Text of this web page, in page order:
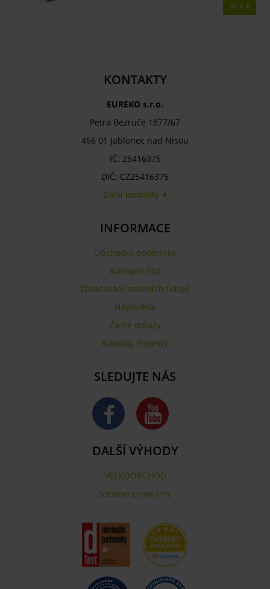
Více
KONTAKTY
EUREKO s.r.o.
Petra Bezruče 1877/67
466 01 Jablonec nad Nisou
IČ: 25416375
DIČ: CZ25416375
Další kontakty
INFORMACE
Obchodní podmínky
Nákupní řád
Zpracování osobních údajů
Nápověda
Časté dotazy
Návody, Projekty
SLEDUJTE NÁS
DALŠÍ VÝHODY
VELKOOBCHOD
Slevové programy